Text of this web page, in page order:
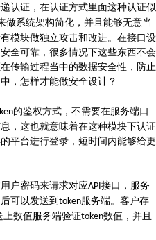
认证，在认证方式里面这种认证似
做系统架构简化，并且能够无意当
模块做独立攻击和改进。在接口设
全可靠，很多情况下这些东西不会
传输过程当中的数据安全性，防止
，怎样才能做安全设计？
的鉴权方式，不需要在服务端口
，这也就意味着在这种模块下认证
平台进行登录，短时间内能够给更
户密码来请求对应API接口，服务
可以发送到 token服务端。客户存
数值服务端验证token数值，并且